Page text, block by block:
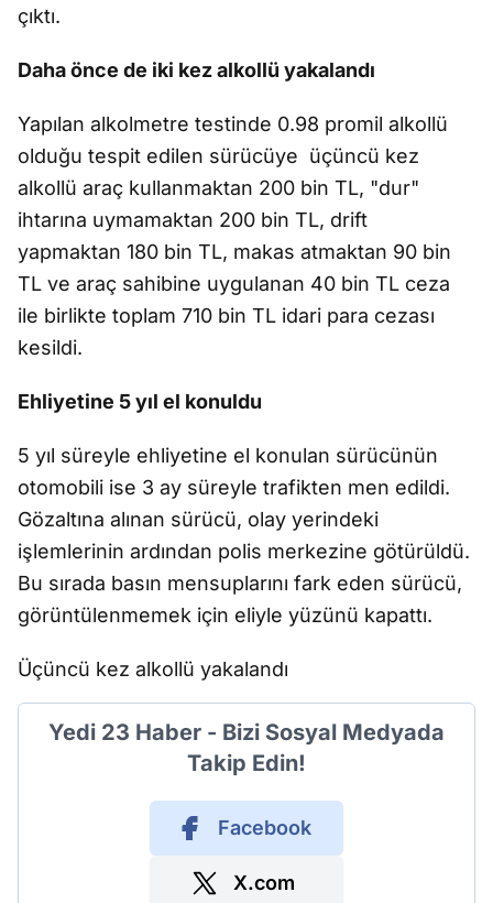
çıktı.
Daha önce de iki kez alkollü yakalandı
Yapılan alkolmetre testinde 0.98 promil alkollü
olduğu tespit edilen sürücüye üçüncü kez
alkollü araç kullanmaktan 200 bin TL, "dur"
ihtarına uymamaktan 200 bin TL, drift
yapmaktan 180 bin TL, makas atmaktan 90 bin
TL ve araç sahibine uygulanan 40 bin TL ceza
ile birlikte toplam 710 bin TL idari para cezası
kesildi.
Ehliyetine 5 yıl el konuldu
5 yıl süreyle ehliyetine el konulan sürücünün
otomobili ise 3 ay süreyle trafikten men edildi.
Gözaltına alınan sürücü, olay yerindeki
işlemlerinin ardından polis merkezine götürüldü.
Bu sırada basın mensuplarını fark eden sürücü,
görüntülenmemek için eliyle yüzünü kapattı.
Üçüncü kez alkollü yakalandı
Yedi 23 Haber - Bizi Sosyal Medyada
Takip Edin!
Facebook
X.com